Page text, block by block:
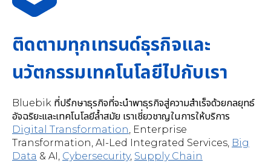
ติดตามทุกเทรนด์ธุรกิจและ
นวัตกรรมเทคโนโลยีไปกับเรา
Bluebik ที่ปรึกษาธุรกิจที่จะนำพาธุรกิจสู่ความสำเร็จด้วยกลยุทธ์
อัจฉริยะและเทคโนโลยีล้ำสมัย เราเชี่ยวชาญในการให้บริการ
Digital Transformation, Enterprise
Transformation, AI-Led Integrated Services, Big
Data & AI, Cybersecurity, Supply Chain